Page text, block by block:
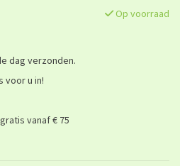
Op voorraad
dag verzonden.
voor u in!
vanaf € 75